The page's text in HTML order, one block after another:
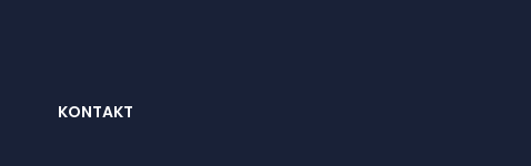
KONTAKT